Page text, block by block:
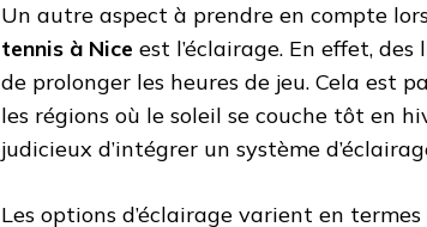
Un autre aspect à prendre en compte
tennis à Nice est l’éclairage. En effet,
de prolonger les heures de jeu. Cela est
les régions où le soleil se couche tôt en
judicieux d’intégrer un système
Les options d’éclairage varient en